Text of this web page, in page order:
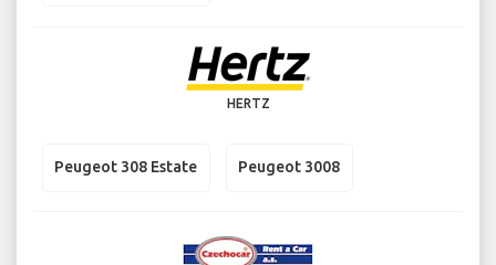
HERTZ
Peugeot 308 Estate Peugeot 3008